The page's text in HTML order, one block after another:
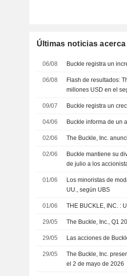
Últimas noticias
06/08 Buckle registra un
06/08
Flash de resultados:
millones USD en el
09/07 Buckle registra un
04/06 Buckle informa de un
02/06 The Buckle, Inc.
02/06
Buckle mantiene su
de julio a los
01/06
Los minoristas de
UU., según UBS
01/06
29/05 The Buckle, Inc., Q1
29/05 Las acciones de
29/05
The Buckle, Inc.
el 2 de mayo de 2026